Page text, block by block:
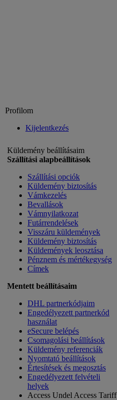
Profilom
Kijelentkezés
Küldemény beállításaim
Szállítási alapbeállítások
Szállítási opciók
Küldemény biztosítás
Vámkezelés
Bevallások
Vámnyilatkozat
Futárrendelések
Visszáru küldemények
Küldemény biztosítás
Küldemények leosztása
Pénznem és mértékegység
Címek
Mentett beállításaim
DHL partnerkódjaim
Engedélyezett partnerkód
használat
eSecure belépés
Csomagolási beállítások
Küldemény referenciák
Nyomtató beállítások
Értesítések és megosztás
Engedélyezett felvételi
helyek
Access Undel Access Tariff